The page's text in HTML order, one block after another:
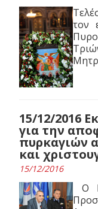
τον
15/12/2016
για την
πυρκαγιών
και
15/12/2016
Ο